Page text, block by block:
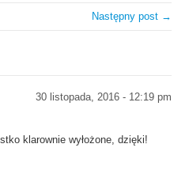
Następny post →
30 listopada, 2016 - 12:19 pm
klarownie wyłożone, dzięki!